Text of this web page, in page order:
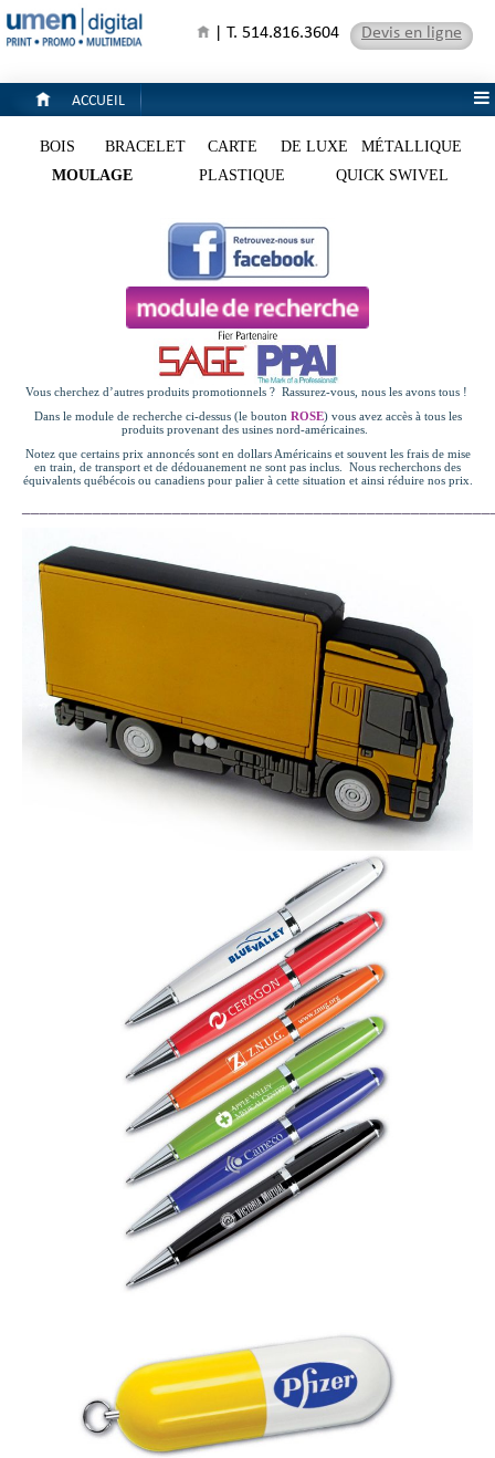
| T. 514.816.3604 Devis en ligne
ACCUEIL
BOIS BRACELET CARTE DE LUXE
MÉTALLIQUE
MOULAGE
PLASTIQUE QUICK SWIVEL
Vous cherchez d’autres produits promotionnels ? Rassurez-vous, nous les avons tous !
Dans le module de recherche ci-dessus (le bouton ROSE) vous avez accès à tous les
produits provenant des usines nord-américaines.
Notez que certains prix annoncés sont en dollars Américains et souvent les frais de mise
en train, de transport et de dédouanement ne sont pas inclus. Nous recherchons des
équivalents québécois ou canadiens pour palier à cette situation et ainsi réduire nos prix.